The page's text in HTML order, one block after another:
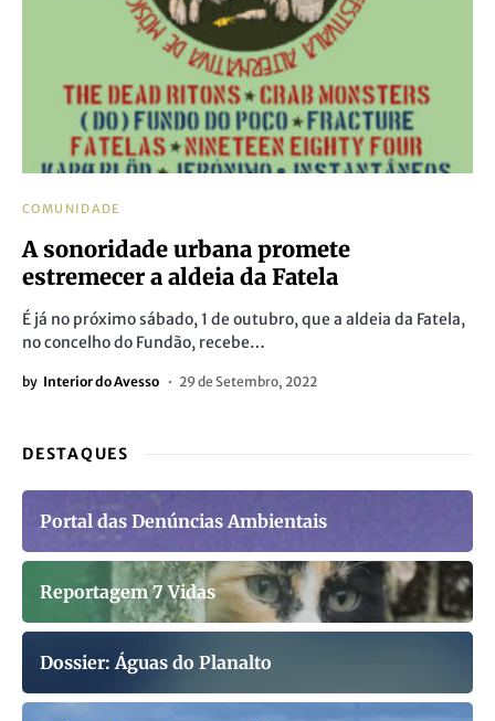
COMUNIDADE
A sonoridade urbana promete
estremecer a aldeia da Fatela
É já no próximo sábado, 1 de outubro, que a aldeia da Fatela,
no concelho do Fundão, recebe…
by Interior do Avesso 29 de Setembro, 2022
DESTAQUES
Portal das Denúncias Ambientais
Reportagem 7 Vidas
Dossier: Águas do Planalto